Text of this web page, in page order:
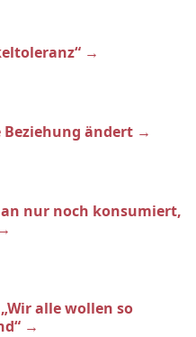
→
Beziehung ändert →
nur noch konsumiert,
alle wollen so
→